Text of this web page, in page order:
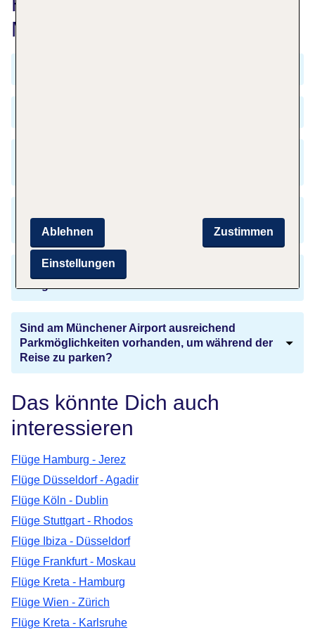
München nach Bangkok
Bangkok?
Welche Sprache sprechen die Menschen in
Sind am Münchener Airport ausreichend
Parkmöglichkeiten vorhanden, um während der
Reise zu parken?
Das könnte Dich auch
interessieren
Flüge Hamburg - Jerez
Flüge Düsseldorf - Agadir
Flüge Köln - Dublin
Flüge Stuttgart - Rhodos
Flüge Ibiza - Düsseldorf
Flüge Frankfurt - Moskau
Flüge Kreta - Hamburg
Flüge Wien - Zürich
Flüge Kreta - Karlsruhe
Zustimmen
Ablehnen
Einstellungen